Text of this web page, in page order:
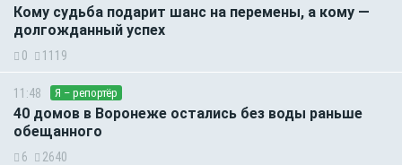
Кому судьба подарит шанс на перемены, а кому —
долгожданный успех
0 1119
11:48 Я – репортёр
40 домов в Воронеже остались без воды раньше
обещанного
6 2640